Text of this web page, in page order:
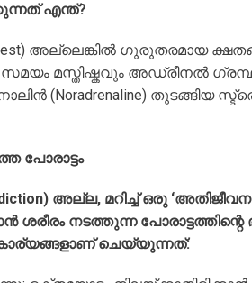
എന്ത്?
അല്ലെങ്കിൽ ഗുരുതരമായ
മസ്തിഷ്കവും അഡ്രീനൽ
(Noradrenaline) തുടങ്ങിയ
പോരാട്ടം
അല്ല, മറിച്ച് ഒരു
നടത്തുന്ന
ചെയ്യുന്നത്: